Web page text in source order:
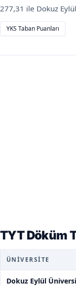
277,31 ile Dokuz
YKS Taban Puanları
TYT Döküm
ÜNIVERSITE
Dokuz Eylül